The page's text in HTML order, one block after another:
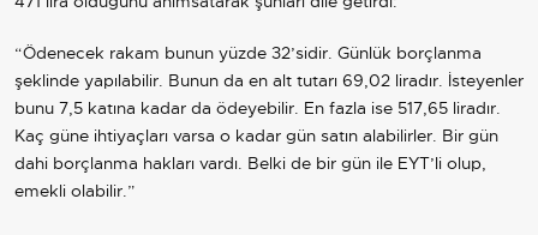
“Ödenecek rakam bunun yüzde 32’sidir. Günlük borçlanma
şeklinde yapılabilir. Bunun da en alt tutarı 69,02 liradır. İsteyenler
bunu 7,5 katına kadar da ödeyebilir. En fazla ise 517,65 liradır.
Kaç güne ihtiyaçları varsa o kadar gün satın alabilirler. Bir gün
dahi borçlanma hakları vardı. Belki de bir gün ile EYT’li olup,
emekli olabilir.”